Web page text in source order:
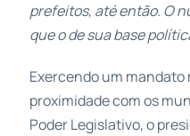
prefeitos, até então. O
que o de sua base
Exercendo um
proximidade com os
Poder Legislativo, o